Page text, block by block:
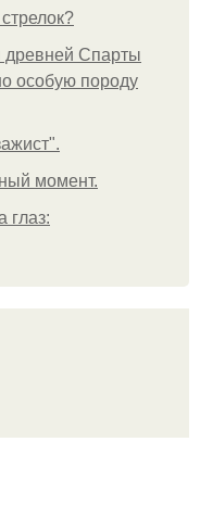
Спарты
особую породу
момент.
глаз: